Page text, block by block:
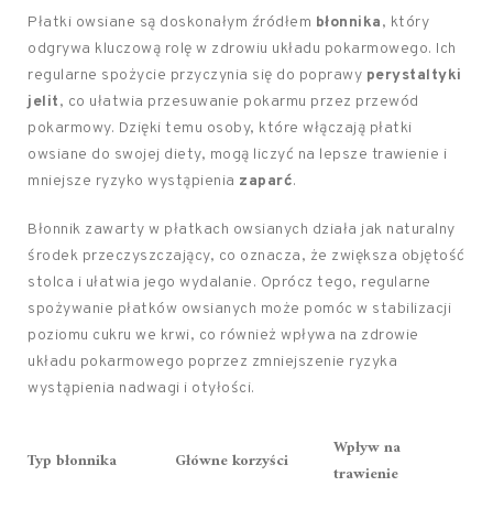
Płatki owsiane są doskonałym źródłem błonnika, który
odgrywa kluczową rolę w zdrowiu układu pokarmowego. Ich
regularne spożycie przyczynia się do poprawy perystaltyki
jelit, co ułatwia przesuwanie pokarmu przez przewód
pokarmowy. Dzięki temu osoby, które włączają płatki
owsiane do swojej diety, mogą liczyć na lepsze trawienie i
mniejsze ryzyko wystąpienia zaparć.
Błonnik zawarty w płatkach owsianych działa jak naturalny
środek przeczyszczający, co oznacza, że zwiększa objętość
stolca i ułatwia jego wydalanie. Oprócz tego, regularne
spożywanie płatków owsianych może pomóc w stabilizacji
poziomu cukru we krwi, co również wpływa na zdrowie
układu pokarmowego poprzez zmniejszenie ryzyka
wystąpienia nadwagi i otyłości.
Typ błonnika Główne korzyści
Wpływ na
trawienie